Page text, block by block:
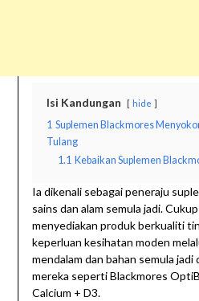
Isi Kandungan hide
1 Suplemen Blackmores
Tulang
1.1 Kebaikan Suplemen
Ia dikenali sebagai peneraju
sains dan alam semula jadi.
menyediakan produk berkualiti
keperluan kesihatan moden
mendalam dan bahan semula
mereka seperti Blackmores
Calcium + D3.